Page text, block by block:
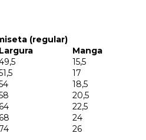
(regular)
Largura
Manga
15,5
17
18,5
20,5
64
22,5
68
24
26